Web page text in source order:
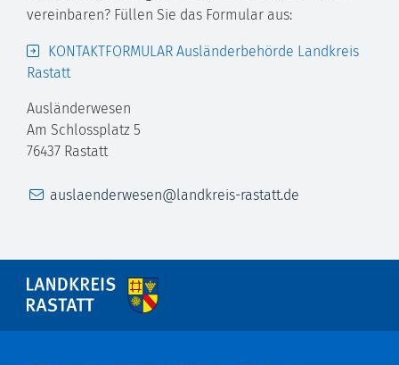
vereinbaren? Füllen Sie das Formular aus:
KONTAKTFORMULAR Ausländerbehörde Landkreis
Rastatt
Ausländerwesen
Am Schlossplatz 5
76437 Rastatt
E-Mailauslaenderwesen@landkreis-rastatt.de